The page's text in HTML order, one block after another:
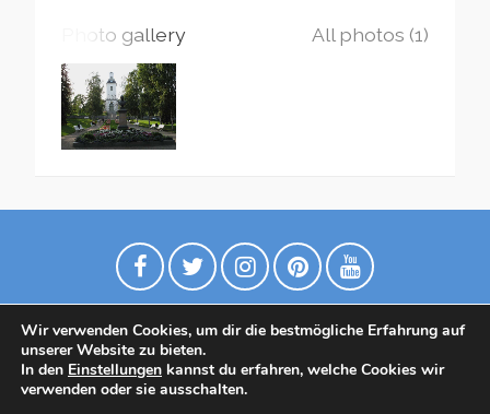
Photo gallery All photos (1)
Datenschutzrichtlinie
Wir verwenden Cookies, um dir die bestmögliche Erfahrung auf
unserer Website zu bieten.
In den Einstellungen kannst du erfahren, welche Cookies wir
verwenden oder sie ausschalten.